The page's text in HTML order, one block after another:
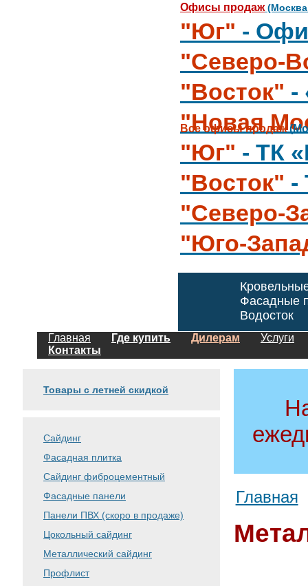
Офисы продаж(Москва
"Юг" -
"Северо-
"Восток" -
"Новая
"Юг" - ТК
"Восток" -
"Северо-
"Юго-
Все офисы продаж
Фасадные
Водосток
Главная Где купить Дилерам
Услуги
Контакты
Товары с летней скидкой
Сайдинг
Фасадная плитка
Сайдинг фиброцементный
Фасадные панели
Панели ПВХ (скоро в продаже)
Цокольный сайдинг
Металлический сайдинг
Профлист
Главная